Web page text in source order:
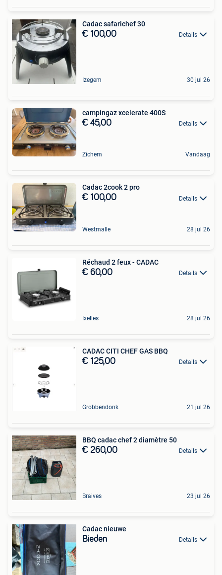
Cadac safarichef 30
€ 100,00 Details
Izegem 30 jul 26
campingaz xcelerate 400S
€ 45,00 Details
Zichem Vandaag
Cadac 2cook 2 pro
€ 100,00 Details
Westmalle 28 jul 26
Réchaud 2 feux - CADAC
€ 60,00 Details
Ixelles 28 jul 26
CADAC CITI CHEF GAS BBQ
€ 125,00 Details
Grobbendonk 21 jul 26
BBQ cadac chef 2 diamètre 50
€ 260,00 Details
Braives 23 jul 26
Cadac nieuwe
Bieden Details